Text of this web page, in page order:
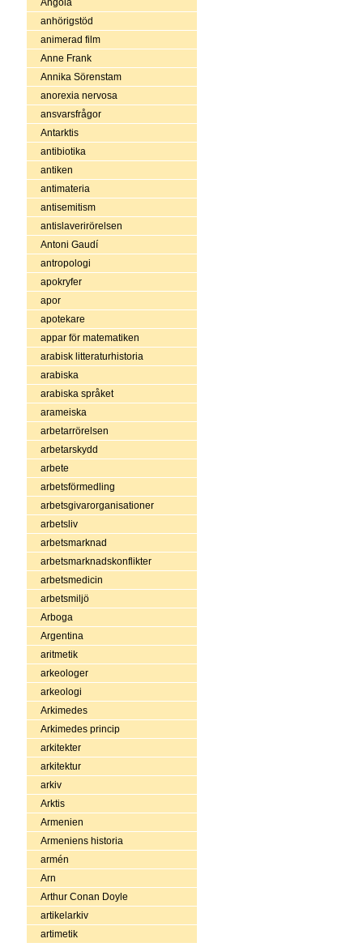
Angola
anhörigstöd
animerad film
Anne Frank
Annika Sörenstam
anorexia nervosa
ansvarsfrågor
Antarktis
antibiotika
antiken
antimateria
antisemitism
antislaverirörelsen
Antoni Gaudí
antropologi
apokryfer
apor
apotekare
appar för matematiken
arabisk litteraturhistoria
arabiska
arabiska språket
arameiska
arbetarrörelsen
arbetarskydd
arbete
arbetsförmedling
arbetsgivarorganisationer
arbetsliv
arbetsmarknad
arbetsmarknadskonflikter
arbetsmedicin
arbetsmiljö
Arboga
Argentina
aritmetik
arkeologer
arkeologi
Arkimedes
Arkimedes princip
arkitekter
arkitektur
arkiv
Arktis
Armenien
Armeniens historia
armén
Arn
Arthur Conan Doyle
artikelarkiv
artimetik